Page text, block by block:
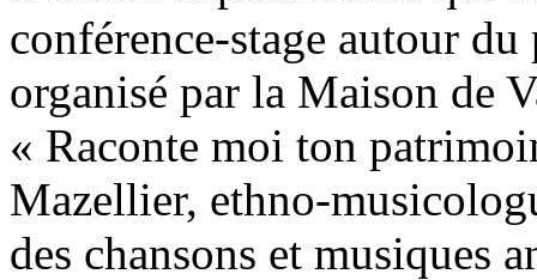
conférence-stage autour
organisé par la Maison de
« Raconte moi ton
Mazellier, ethno-
des chansons et musiques